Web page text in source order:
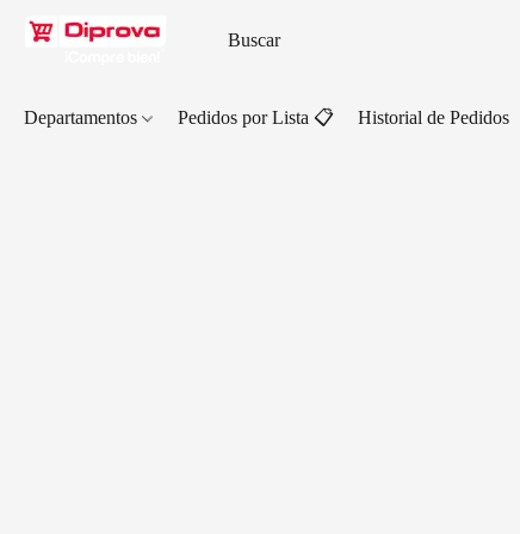
Departamentos Pedidos por Lista 📋 Historial de Pedidos